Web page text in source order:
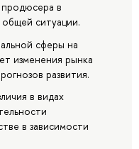
в
ситуации.
сферы на
изменения рынка
развития.
в видах
в зависимости